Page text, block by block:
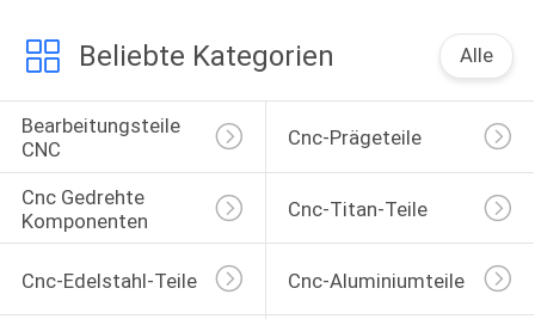
Beliebte Kategorien Alle
Bearbeitungsteile
CNC
Cnc-Prägeteile
Cnc Gedrehte
Komponenten
Cnc-Titan-Teile
Cnc-Edelstahl-Teile Cnc-Aluminiumteile